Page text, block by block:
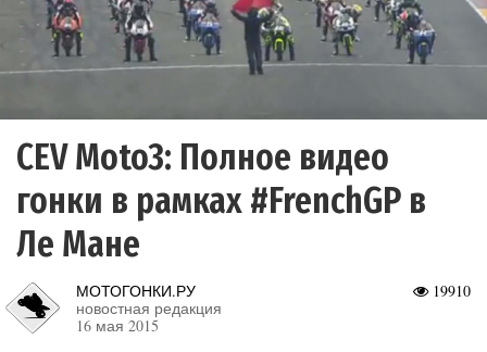
CEV Moto3: Полное видео
гонки в рамках #FrenchGP в
Ле Мане
19910
МОТОГОНКИ.РУ
новостная редакция
16 мая 2015